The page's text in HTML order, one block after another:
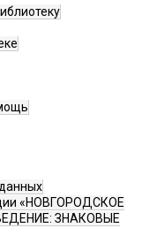
«НОВГОРОДСКОЕ
ЗНАКОВЫЕ